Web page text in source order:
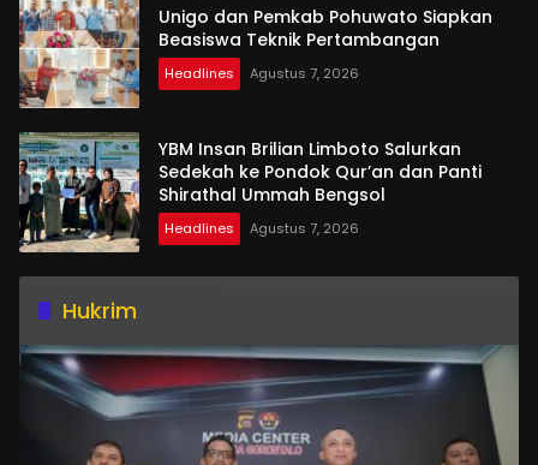
Unigo dan Pemkab Pohuwato Siapkan
Beasiswa Teknik Pertambangan
Headlines Agustus 7, 2026
YBM Insan Brilian Limboto Salurkan
Sedekah ke Pondok Qur’an dan Panti
Shirathal Ummah Bengsol
Headlines Agustus 7, 2026
Hukrim